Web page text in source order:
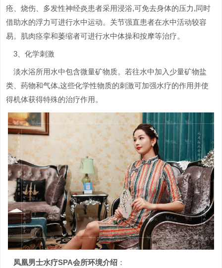
疮、烧伤、多发性神经炎患者采用浸浴,可免去身体的压力,同时
借助水的浮力可进行水中运动。关节强直患者在水中活动较容
易。肌肉痉挛和萎缩者可进行水中体操和按摩等治疗。
3、化学刺激
淡水浴所用水中包含微量矿物质。若往水中加入少量矿物盐
类、药物和气体,这些化学性物质的刺激可加强水疗的作用并使
得机体获得特殊的治疗作用。
凤凰男士水疗SPA会所环境介绍 ：